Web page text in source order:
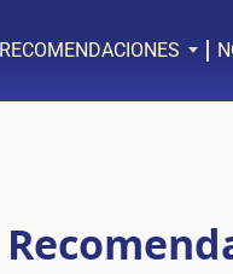
RECOMENDACIONES